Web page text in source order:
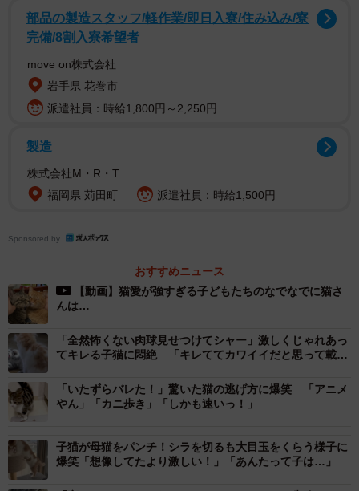
2/3
部品の製造スタッフ/軽作業/即日入寮/住み込み/寮
完備/8割入寮希望者
move on株式会社
岩手県 花巻市
派遣社員：時給1,800円～2,250円
製造
株式会社M・R・T
福岡県 苅田町
派遣社員：時給1,500円
Sponsored by
おすすめニュース
【動画】猫愛が強すぎる子どもたちのなでなでに猫さ
んは…
「全然怖くない肉球見せつけてシャー」激しくじゃれあっ
てキレる子猫に悶絶 「キレててカワイイだと思って載せ
「いたずらバレた！」驚いた猫の逃げ方に爆笑 「アニメ
やん」「カニ歩き」「しかも速いっ！」
子猫が母猫をパンチ！シラを切るも大目玉をくらう様子に
爆笑「想像してたより激しい！」「あんたって子は…」